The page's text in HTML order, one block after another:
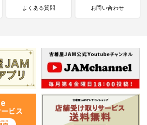
よくある質問 お問い合わせ